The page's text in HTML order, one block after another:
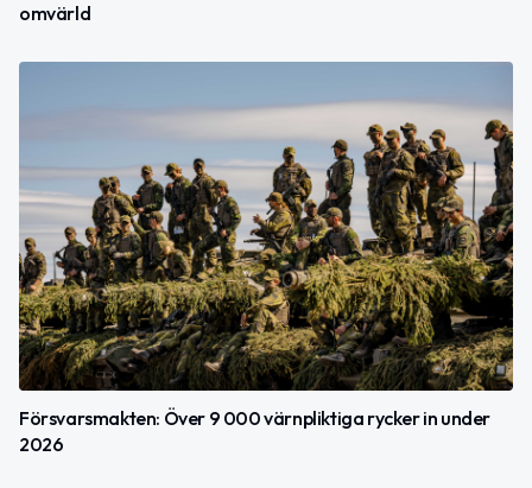
omvärld
Försvarsmakten: Över 9 000 värnpliktiga rycker in under
2026